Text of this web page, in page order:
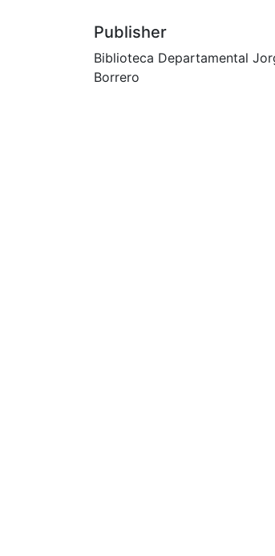
Publisher
Biblioteca Departamental
Borrero